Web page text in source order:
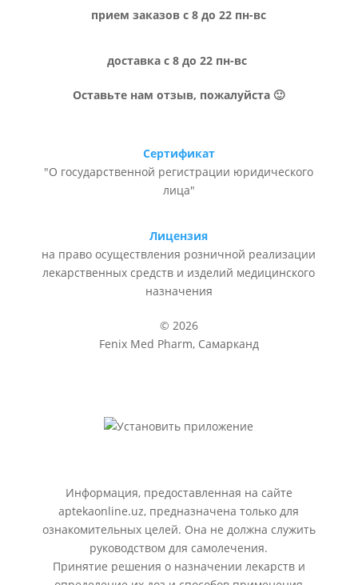
прием заказов с 8 до 22 пн-вс
доставка с 8 до 22 пн-вс
Оставьте нам отзыв, пожалуйста 🙂
Сертификат
"О государственной регистрации юридического
лица"
Лицензия
на право осуществления розничной реализации
лекарственных средств и изделий медицинского
назначения
© 2026
Fenix Med Pharm, Самарканд
Информация, предоставленная на сайте
aptekaonline.uz, предназначена только для
ознакомительных целей. Она не должна служить
руководством для самолечения.
Принятие решения о назначении лекарств и